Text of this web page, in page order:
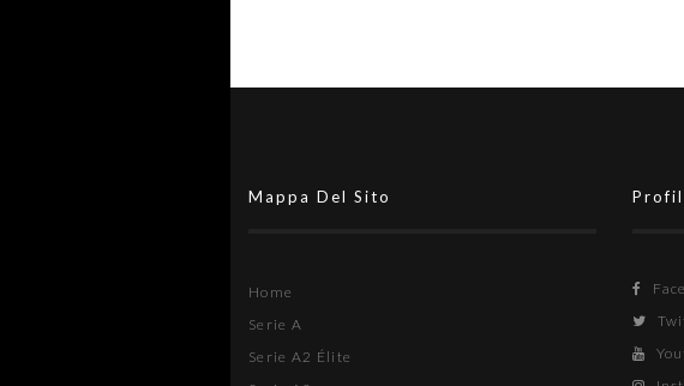
Mappa Del Sito
Home
Serie A
Serie A2 Élite